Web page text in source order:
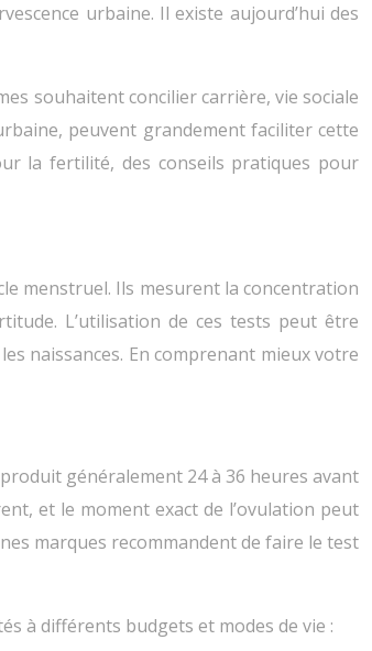
urbaine. Il existe aujourd’hui des
souhaitent concilier carrière, vie sociale
peuvent grandement faciliter cette
la fertilité, des conseils pratiques pour
menstruel. Ils mesurent la concentration
L’utilisation de ces tests peut être
naissances. En comprenant mieux votre
généralement 24 à 36 heures avant
et le moment exact de l’ovulation peut
marques recommandent de faire le test
à différents budgets et modes de vie :